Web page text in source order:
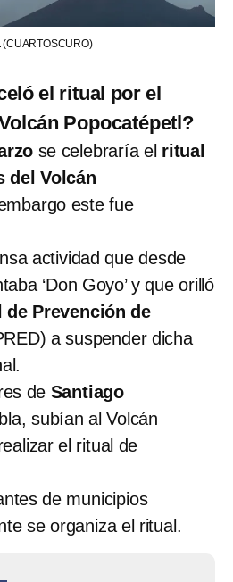
(CUARTOSCURO)
el ritual por el
Popocatépetl?
se celebraría el ritual
del Volcán
este fue
actividad que desde
‘Don Goyo’ y que orilló
de Prevención de
a suspender dicha
de Santiago
subían al Volcán
el ritual de
de municipios
se organiza el ritual.